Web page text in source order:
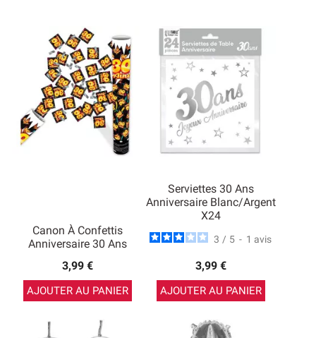
Canon À Confettis
Anniversaire 30 Ans
3,99 €
AJOUTER AU PANIER
Serviettes 30 Ans
Anniversaire Blanc/argent
X24
3 / 5 - 1 avis
3,99 €
AJOUTER AU PANIER